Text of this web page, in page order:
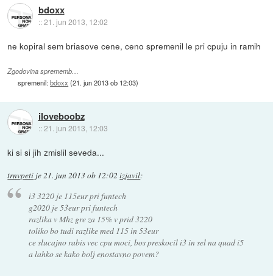
bdoxx
::21. jun 2013, 12:02
ne kopiral sem briasove cene, ceno spremenil le pri cpuju in ramih
Zgodovina sprememb…
spremenil:bdoxx (21. jun 2013 ob 12:03)
iloveboobz
::21. jun 2013, 12:03
ki si si jih zmislil seveda...
trnvpeti je21. jun 2013 ob 12:02 izjavil:
i3 3220 je 115eur pri funtech
g2020 je 53eur pri funtech
razlika v Mhz gre za 15% v prid 3220
toliko bo tudi razlike med 115 in 53eur
ce slucajno rabis vec cpu moci, bos preskocil i3 in sel na quad i5
a lahko se kako bolj enostavno povem?